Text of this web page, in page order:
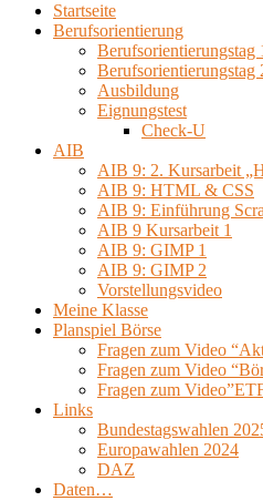
Startseite
Berufsorientierung
Berufsorientierungstag
Berufsorientierungstag
Ausbildung
Eignungstest
Check-U
AIB
AIB 9: 2. Kursarbeit
AIB 9: HTML & CSS
AIB 9: Einführung
AIB 9 Kursarbeit 1
AIB 9: GIMP 1
AIB 9: GIMP 2
Vorstellungsvideo
Meine Klasse
Planspiel Börse
Fragen zum Video
Fragen zum Video
Fragen zum
Links
Bundestagswahlen
Europawahlen 2024
DAZ
Daten…